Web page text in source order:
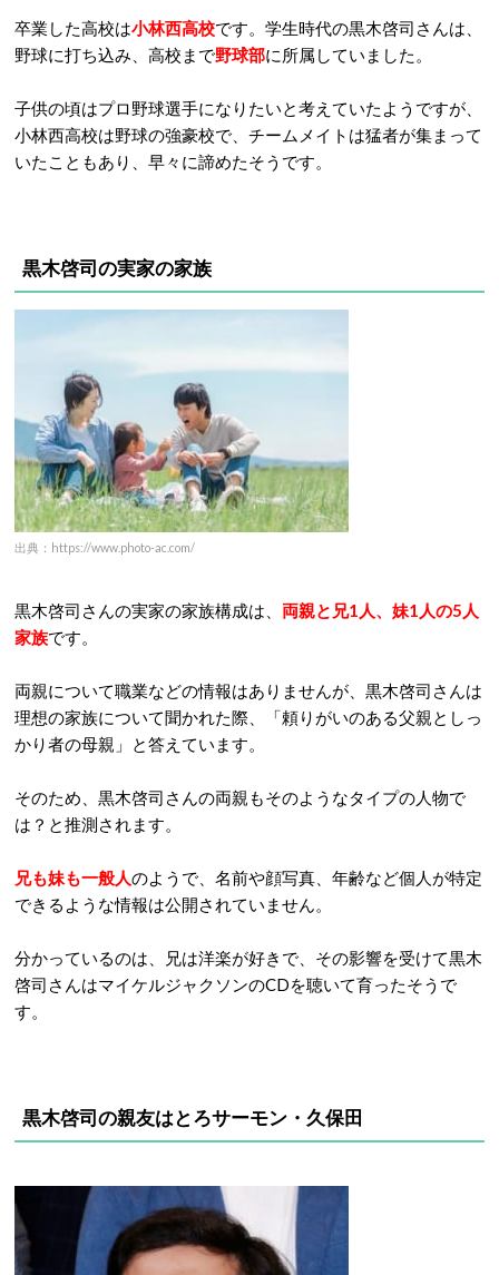
卒業した高校は小林西高校です。学生時代の黒木啓司さんは、
野球に打ち込み、高校まで野球部に所属していました。
子供の頃はプロ野球選手になりたいと考えていたようですが、
小林西高校は野球の強豪校で、チームメイトは猛者が集まって
いたこともあり、早々に諦めたそうです。
黒木啓司の実家の家族
出典：https://www.photo-ac.com/
黒木啓司さんの実家の家族構成は、 両親と兄1人、妹1人の5人
家族です。
両親について職業などの情報はありませんが、黒木啓司さんは
理想の家族について聞かれた際、「頼りがいのある父親としっ
かり者の母親」と答えています。
そのため、黒木啓司さんの両親もそのようなタイプの人物で
は？と推測されます。
兄も妹も一般人のようで、名前や顔写真、年齢など個人が特定
できるような情報は公開されていません。
分かっているのは、兄は洋楽が好きで、その影響を受けて黒木
啓司さんはマイケルジャクソンのCDを聴いて育ったそうで
す。
黒木啓司の親友はとろサーモン・久保田